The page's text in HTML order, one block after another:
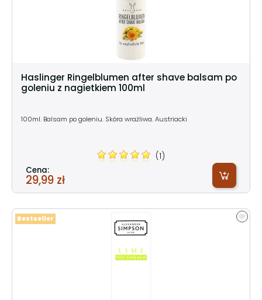
Haslinger Ringelblumen after shave balsam po
goleniu z nagietkiem 100ml
100ml. Balsam po goleniu. Skóra wrażliwa. Austriacki
(1)
Cena:
29,99 zł
Bestseller